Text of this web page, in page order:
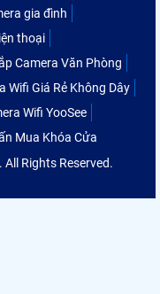
gia đình
thoại
Camera Văn Phòng
Wifi Giá Rẻ Không Dây
Wifi YooSee
Mua Khóa Cửa
Rights Reserved.